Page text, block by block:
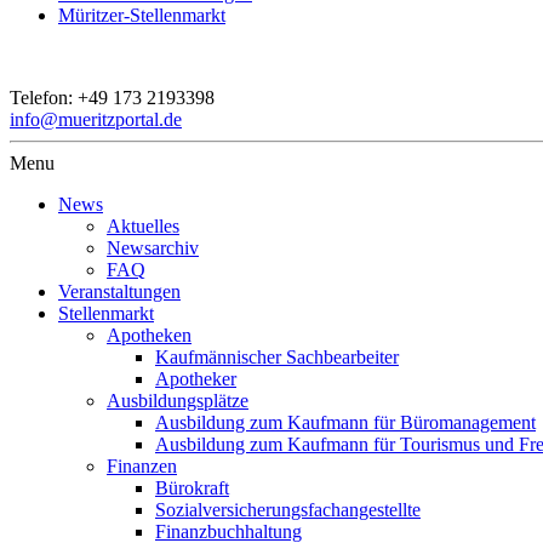
Müritzer-Stellenmarkt
Telefon: +49 173 2193398
info@mueritzportal.de
Menu
News
Aktuelles
Newsarchiv
FAQ
Veranstaltungen
Stellenmarkt
Apotheken
Kaufmännischer Sachbearbeiter
Apotheker
Ausbildungsplätze
Ausbildung zum Kaufmann für Büromanagement
Ausbildung zum Kaufmann für Tourismus und
Finanzen
Bürokraft
Sozialversicherungsfachangestellte
Finanzbuchhaltung